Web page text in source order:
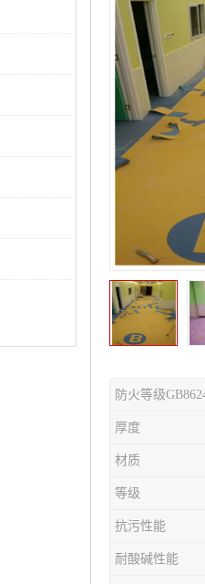
防火等级
厚度
材质
等级
抗污性能
耐酸碱性能